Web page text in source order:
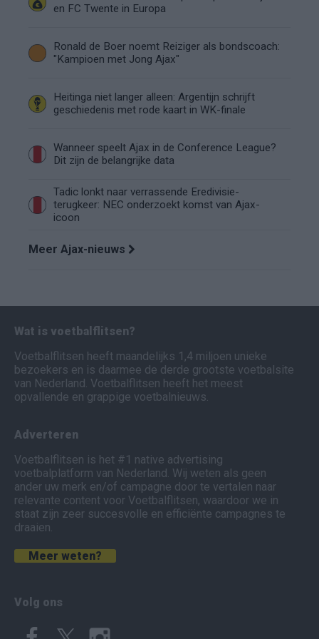
en FC Twente in Europa
Ronald de Boer noemt Reiziger als bondscoach:
"Kampioen met Jong Ajax"
Heitinga niet langer alleen: Argentijn schrijft
geschiedenis met rode kaart in WK-finale
Wanneer speelt Ajax in de Conference League?
Dit zijn de belangrijke data
Tadic lonkt naar verrassende Eredivisie-
terugkeer: NEC onderzoekt komst van Ajax-
icoon
Meer Ajax-nieuws
Wat is voetbalflitsen?
Voetbalflitsen heeft maandelijks 1,4 miljoen unieke
bezoekers en is daarmee de derde grootste voetbalsite
van Nederland. Voetbalflitsen heeft het meest
opvallende en grappige voetbalnieuws.
Adverteren
Voetbalflitsen is het #1 native advertising
voetbalplatform van Nederland. Wij weten als geen
ander uw merk en/of campagne door te vertalen naar
relevante content voor Voetbalflitsen, waardoor we in
staat zijn zeer succesvolle en efficiënte campagnes te
draaien.
Meer weten?
Volg ons